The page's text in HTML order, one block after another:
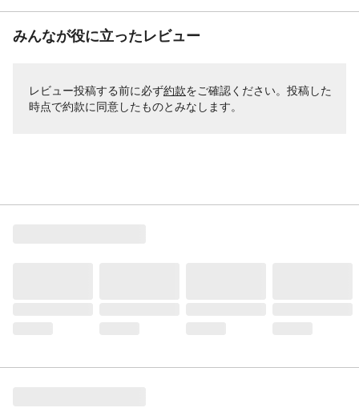
みんなが役に立ったレビュー
レビュー投稿する前に必ず約款をご確認ください。投稿した
時点で約款に同意したものとみなします。